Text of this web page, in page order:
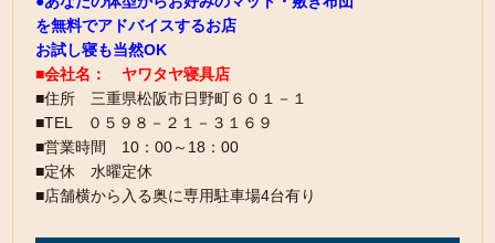
を無料でアドバイスするお店
お試し寝も当然OK
■会社名： ヤワタヤ寝具店
■住所 三重県松阪市日野町６０１－１
■TEL ０５９８－２１－３１６９
■営業時間 10：00～18：00
■定休 水曜定休
■店舗横から入る奥に専用駐車場4台有り